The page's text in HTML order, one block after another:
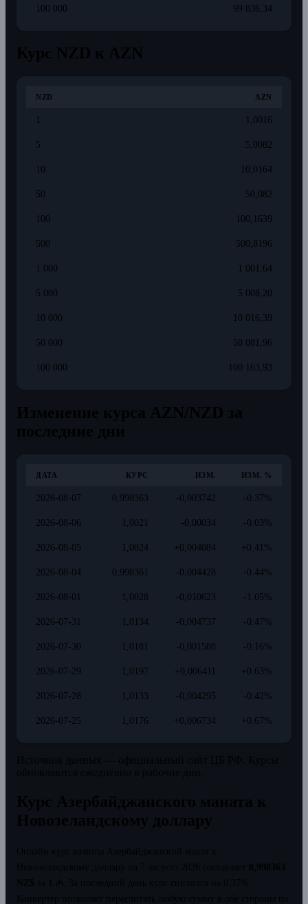
100 000 99 836,34
NZD AZN
1,0016
5 5,0082
10 10,0164
50 50,082
100 100,1639
500 500,8196
1 000 1 001,64
5 000 5 008,20
10 000 10 016,39
50 000 50 081,96
100 000 100 163,93
ДАТА КУРС ИЗМ. ИЗМ. %
2026-08-07 0,998363 -0,003742 -0.37%
2026-08-06 1,0021 -0,00034 -0.03%
2026-08-05 1,0024 +0,004084 +0.41%
2026-08-04 0,998361 -0,004428 -0.44%
2026-08-01 1,0028 -0,010623 -1.05%
2026-07-31 1,0134 -0,004737 -0.47%
2026-07-30 1,0181 -0,001588 -0.16%
2026-07-29 1,0197 +0,006411 +0.63%
2026-07-28 1,0133 -0,004295 -0.42%
2026-07-25 1,0176 +0,006734 +0.67%